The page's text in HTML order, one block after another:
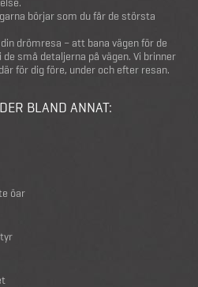
börjar som du får de största
drömresa – att bana vägen för de
små detaljerna på vägen. Vi brinner
för dig före, under och efter resan.
BLAND ANNAT:
öar